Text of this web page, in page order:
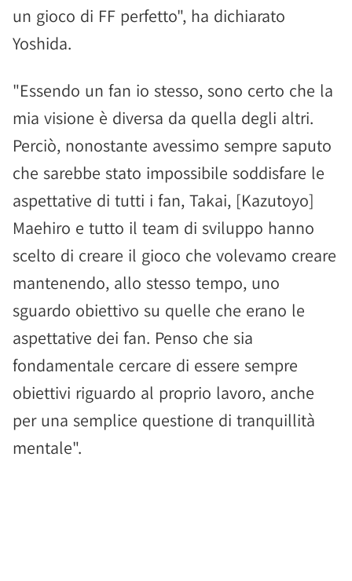
un gioco di FF perfetto", ha dichiarato
Yoshida.
"Essendo un fan io stesso, sono certo che la
mia visione è diversa da quella degli altri.
Perciò, nonostante avessimo sempre saputo
che sarebbe stato impossibile soddisfare le
aspettative di tutti i fan, Takai, [Kazutoyo]
Maehiro e tutto il team di sviluppo hanno
scelto di creare il gioco che volevamo creare
mantenendo, allo stesso tempo, uno
sguardo obiettivo su quelle che erano le
aspettative dei fan. Penso che sia
fondamentale cercare di essere sempre
obiettivi riguardo al proprio lavoro, anche
per una semplice questione di tranquillità
mentale".